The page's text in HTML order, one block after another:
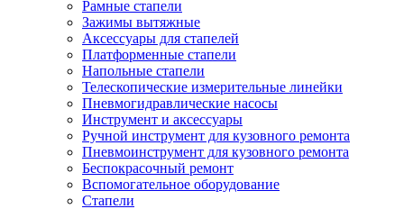
Рамные стапели
Зажимы вытяжные
Аксессуары для стапелей
Платформенные стапели
Напольные стапели
Телескопические измерительные линейки
Пневмогидравлические насосы
Инструмент и аксессуары
Ручной инструмент для кузовного ремонта
Пневмоинструмент для кузовного ремонта
Беспокрасочный ремонт
Вспомогательное оборудование
Стапели